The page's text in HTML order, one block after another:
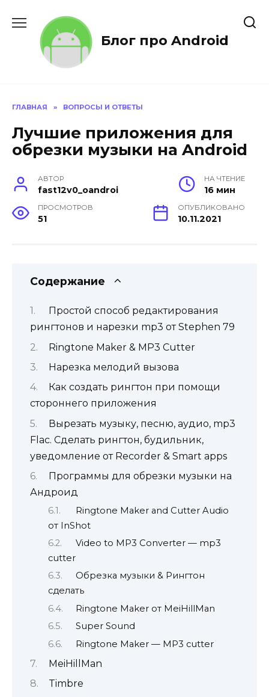
содержанию
Блог про Android
ГЛАВНАЯ » ВОПРОСЫ И ОТВЕТЫ
Лучшие приложения для
обрезки музыки на Android
АВТОР
fast12v0_oandroi
НА ЧТЕНИЕ
16 мин
ПРОСМОТРОВ
51
ОПУБЛИКОВАНО
10.11.2021
Содержание
Простой способ редактирования
рингтонов и нарезки mp3 от Stephen 79
Ringtone Maker & MP3 Cutter
Нарезка мелодий вызова
Как создать рингтон при помощи
стороннего приложения
Вырезать музыку, песню, аудио, mp3
Flac. Сделать рингтон, будильник,
уведомление от Recorder & Smart apps
Программы для обрезки музыки на
Андроид
Ringtone Maker and Cutter Audio
от InShot
Video to MP3 Converter — mp3
cutter
Обрезка музыки & Рингтон
сделать
Ringtone Maker от MeiHillMan
Super Sound
Ringtone Maker — MP3 cutter
MeiHillMan
Timbre